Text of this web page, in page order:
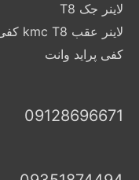
لاینر جک T8
لاینر عقب kmc T8 کفی تی هشت کی ام سی جک
کفی پراید وانت
09128696671